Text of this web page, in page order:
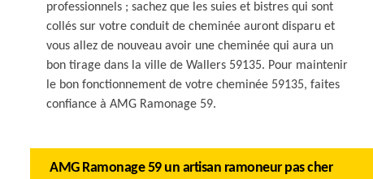
professionnels ; sachez que les suies et bistres qui sont
collés sur votre conduit de cheminée auront disparu et
vous allez de nouveau avoir une cheminée qui aura un
bon tirage dans la ville de Wallers 59135. Pour maintenir
le bon fonctionnement de votre cheminée 59135, faites
confiance à AMG Ramonage 59.
AMG Ramonage 59 un artisan ramoneur pas cher